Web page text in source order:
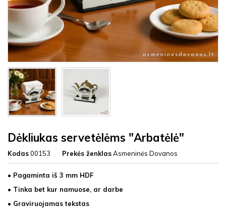
Dėkliukas servetėlėms "Arbatėlė"
Kodas00153 Prekės ženklasAsmeninės Dovanos
• Pagaminta iš 3 mm HDF
• Tinka bet kur namuose, ar darbe
• Graviruojamas tekstas